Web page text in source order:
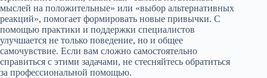
мыслей на положительные» или «выбор альтернативных
реакций», помогает формировать новые привычки. С
помощью практики и поддержки специалистов
улучшается не только поведение, но и общее
самочувствие. Если вам сложно самостоятельно
справиться с этими задачами, не стесняйтесь обратиться
за профессиональной помощью.